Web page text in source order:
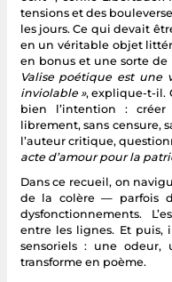
tensions et des
les jours. Ce qui devait
en un véritable objet
en bonus et une sorte de
Valise poétique est une
inviolable », explique-t-il.
bien l’intention :
librement, sans censure,
l’auteur critique,
acte d’amour pour la
Dans ce recueil, on
de la colère — parfois
dysfonctionnements.
entre les lignes. Et puis,
sensoriels : une
transforme en poème.